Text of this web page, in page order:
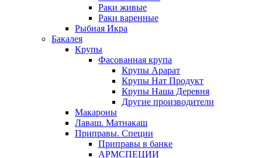
Раки живые
Раки варенные
Рыбная Икра
Бакалея
Крупы
Фасованная крупа
Крупы Арарат
Крупы Нат Продукт
Крупы Наша Деревня
Другие производители
Макароны
Лаваш. Матнакаш
Приправы. Специи
Приправы в банке
АРМСПЕЦИИ